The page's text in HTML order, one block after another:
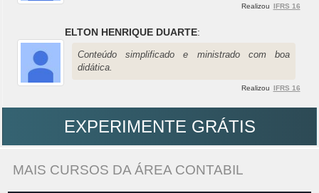
Realizou IFRS 16
ELTON HENRIQUE DUARTE:
Conteúdo simplificado e ministrado com boa
didática.
Realizou IFRS 16
EXPERIMENTE GRÁTIS
MAIS CURSOS DA ÁREA CONTABIL